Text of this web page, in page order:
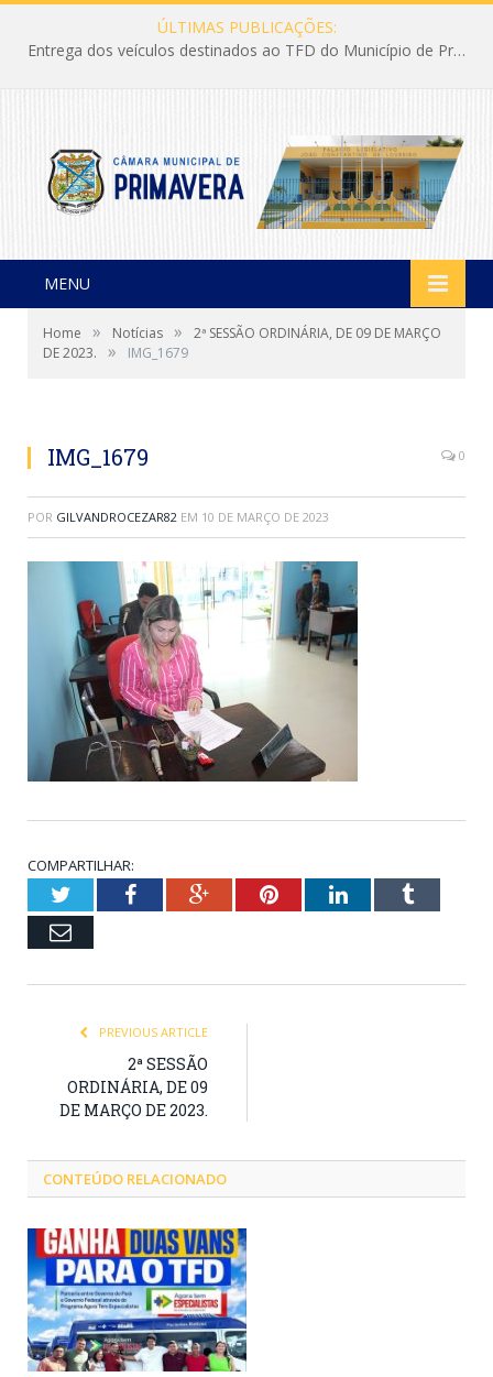
ÚLTIMAS PUBLICAÇÕES:
Entrega dos veículos destinados ao TFD do Município de Primavera
MENU
Home » Notícias »
2ª SESSÃO ORDINÁRIA, DE 09 DE MARÇO
DE 2023.
» IMG_1679
IMG_1679 0
POR GILVANDROCEZAR82 EM 10 DE MARÇO DE 2023
COMPARTILHAR:
TwitterFacebookGoogle+PinterestLinkedInTumblr
Email
PREVIOUS ARTICLE
2ª SESSÃO
ORDINÁRIA, DE 09
DE MARÇO DE 2023.
CONTEÚDO RELACIONADO